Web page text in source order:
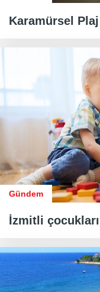
Karamürsel Plaj
Gündem
İzmitli